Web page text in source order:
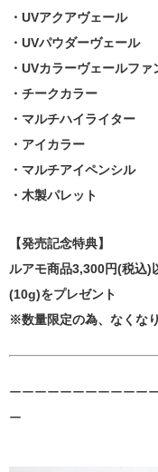
・UVアクアヴェール
・UVパウダーヴェール
・UVカラーヴェールフ
・チークカラー
・マルチハイライター
・アイカラー
・マルチアイペンシル
・木製パレット
【発売記念特典】
ルアモ商品3,300円(税込)
(10g)をプレゼント
※数量限定の為、なくな
ーーーーーーーーーーー
ー